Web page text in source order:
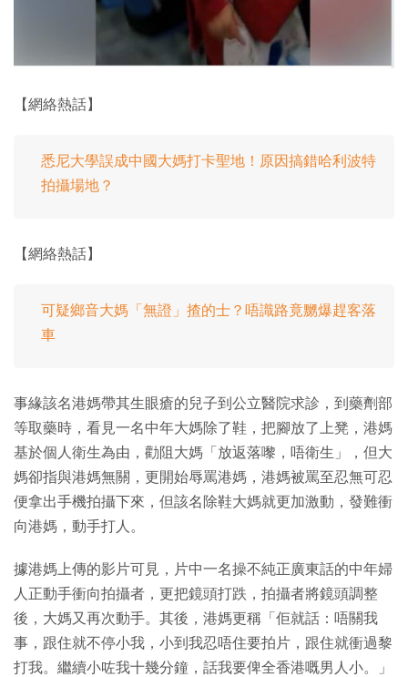
【網絡熱話】
悉尼大學誤成中國大媽打卡聖地！原因搞錯哈利波特
拍攝場地？
【網絡熱話】
可疑鄉音大媽「無證」揸的士？唔識路竟嬲爆趕客落
車
事緣該名港媽帶其生眼瘡的兒子到公立醫院求診，到藥劑部
等取藥時，看見一名中年大媽除了鞋，把腳放了上凳，港媽
基於個人衛生為由，勸阻大媽「放返落嚟，唔衛生」，但大
媽卻指與港媽無關，更開始辱罵港媽，港媽被罵至忍無可忍
便拿出手機拍攝下來，但該名除鞋大媽就更加激動，發難衝
向港媽，動手打人。
據港媽上傳的影片可見，片中一名操不純正廣東話的中年婦
人正動手衝向拍攝者，更把鏡頭打跌，拍攝者將鏡頭調整
後，大媽又再次動手。其後，港媽更稱「佢就話：唔關我
事，跟住就不停小我，小到我忍唔住要拍片，跟住就衝過黎
打我。繼續小咗我十幾分鐘，話我要俾全香港嘅男人小。」